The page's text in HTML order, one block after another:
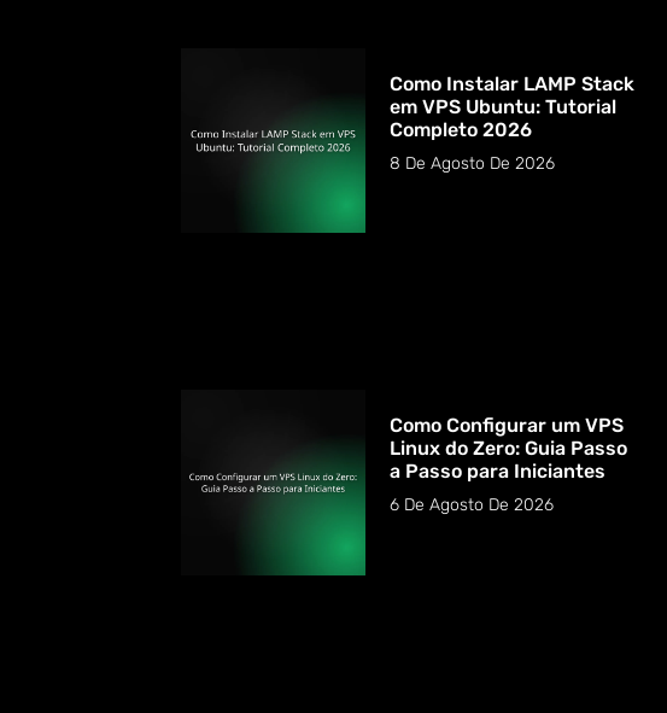
Como Instalar LAMP Stack
em VPS Ubuntu: Tutorial
Completo 2026
8 De Agosto De 2026
Como Configurar um VPS
Linux do Zero: Guia Passo
a Passo para Iniciantes
6 De Agosto De 2026